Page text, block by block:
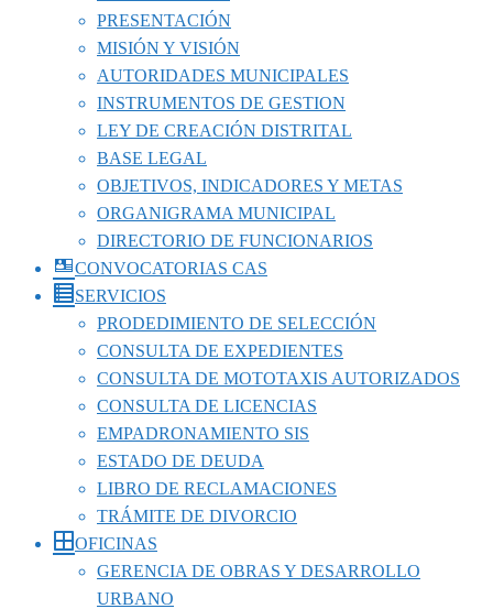
PRESENTACIÓN
MISIÓN Y VISIÓN
AUTORIDADES MUNICIPALES
INSTRUMENTOS DE GESTION
LEY DE CREACIÓN DISTRITAL
BASE LEGAL
OBJETIVOS, INDICADORES Y METAS
ORGANIGRAMA MUNICIPAL
DIRECTORIO DE FUNCIONARIOS
CONVOCATORIAS CAS
SERVICIOS
PRODEDIMIENTO DE SELECCIÓN
CONSULTA DE EXPEDIENTES
CONSULTA DE MOTOTAXIS AUTORIZADOS
CONSULTA DE LICENCIAS
EMPADRONAMIENTO SIS
ESTADO DE DEUDA
LIBRO DE RECLAMACIONES
TRÁMITE DE DIVORCIO
OFICINAS
GERENCIA DE OBRAS Y DESARROLLO
URBANO